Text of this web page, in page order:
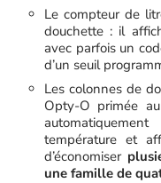
Le compteur de
douchette : il
avec parfois un
d’un seuil
Les colonnes de
Opty-O primée
température et
d’économiser
une famille de